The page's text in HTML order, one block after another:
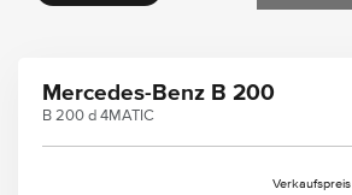
Mercedes-Benz B 200
B 200 d 4MATIC
Verkaufspreis